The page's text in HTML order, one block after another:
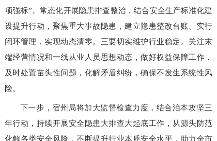
项强标”。常态化开展隐患排查整治，结合安全生产标准化建
设提升行动，聚焦重大事故隐患，建立隐患整改台账、实行
闭环管理，实现动态清零。三要切实维护行业稳定。关注末
端经营情况和一线从业人员思想动态，做好权益保障工作，
及时处置苗头性问题，化解矛盾纠纷，确保不发生系统性风
险。
下一步，宿州局将加大监督检查力度，结合治本攻坚三
年行动，持续开展安全隐患大排查大起底工作，从源头防范
化解各类安全风险，不断提升行业本质安全水平，助力全市